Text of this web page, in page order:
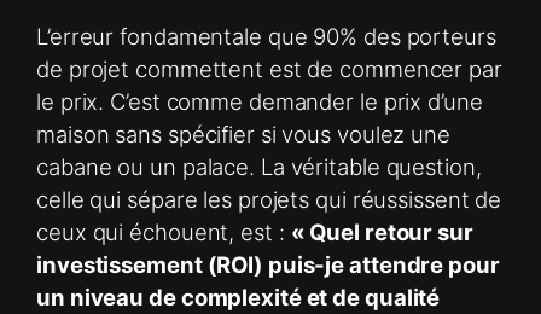
L’erreur fondamentale que 90% des porteurs
de projet commettent est de commencer par
le prix. C’est comme demander le prix d’une
maison sans spécifier si vous voulez une
cabane ou un palace. La véritable question,
celle qui sépare les projets qui réussissent de
ceux qui échouent, est : « Quel retour sur
investissement (ROI) puis-je attendre pour
un niveau de complexité et de qualité